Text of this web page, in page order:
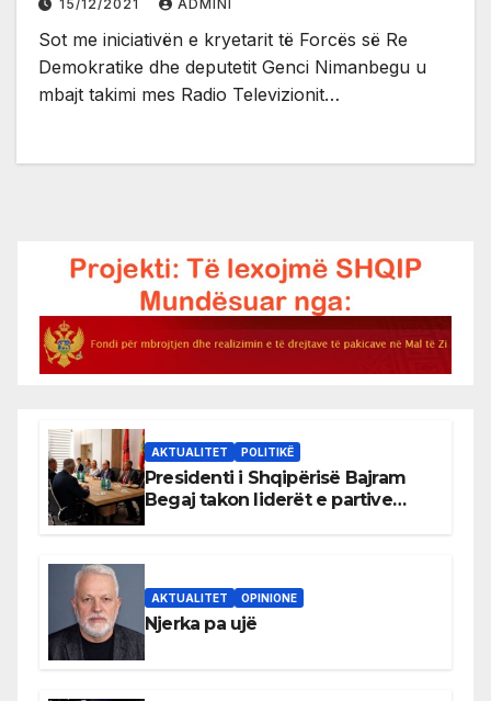
15/12/2021 ADMINI
Sot me iniciativën e kryetarit të Forcës së Re
Demokratike dhe deputetit Genci Nimanbegu u
mbajt takimi mes Radio Televizionit…
AKTUALITET POLITIKË
Presidenti i Shqipërisë Bajram
Begaj takon liderët e partive
AKTUALITET OPINIONE
Njerka pa ujë